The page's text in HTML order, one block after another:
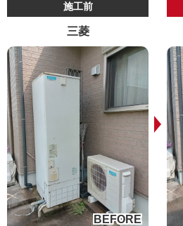
施工前
三菱